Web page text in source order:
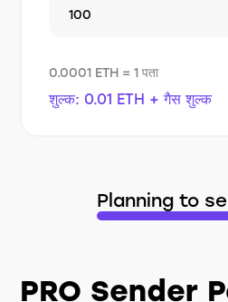
0.0001 ETH = 1 पता
शुल्क: 0.01 ETH + गैस शुल्क
Planning to
PRO Sender